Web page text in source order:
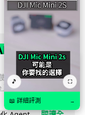
用
政
新方向 未來
全自動操
管兼副總裁 Jay Kim
🎵 ⛶
📖 詳細評測 →